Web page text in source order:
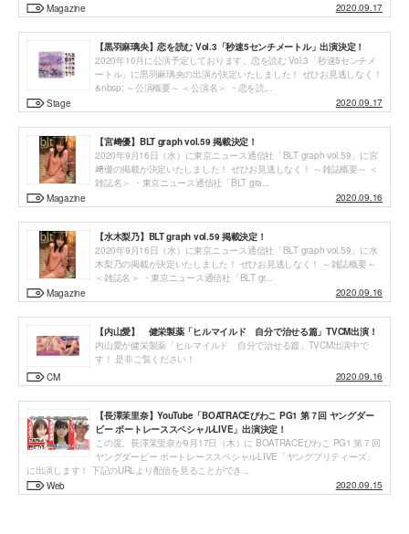
Magazine 2020.09.17
【黒羽麻璃央】恋を読む Vol.3「秒速5センチメートル」出演決定！
2020年10月に公演予定しております、恋を読む Vol.3「秒速5センチメ
ートル」に黒羽麻璃央の出演が決定いたしました！ ぜひお見逃しなく！
&nbsp; ～公演概要～ ＜公演名＞ ・恋を読...
Stage
2020.09.17
【宮﨑優】BLT graph vol.59 掲載決定！
2020年9月16日（水）に東京ニュース通信社「BLT graph vol.59」に宮
﨑優の掲載が決定いたしました！ ぜひお見逃しなく！ ～雑誌概要～ ＜
雑誌名＞ ・東京ニュース通信社「BLT gra...
Magazine
2020.09.16
【水木梨乃】BLT graph vol.59 掲載決定！
2020年9月16日（水）に東京ニュース通信社「BLT graph vol.59」に水
木梨乃の掲載が決定いたしました！ ぜひお見逃しなく！ ～雑誌概要～
＜雑誌名＞ ・東京ニュース通信社「BLT gr...
Magazine
2020.09.16
【内山愛】 健栄製薬「ヒルマイルド 自分で治せる篇」TVCM出演！
内山愛が健栄製薬「ヒルマイルド 自分で治せる篇」TVCM出演中で
す！ 是非ご覧ください！
CM
2020.09.16
【長澤茉里奈】YouTube「BOATRACEびわこ PG1 第７回 ヤングダー
ビー ボートレーススペシャルLIVE」出演決定！
この度、長澤茉里奈が9月17日（木）に BOATRACEびわこ PG1 第７回
ヤングダービー ボートレーススペシャルLIVE「ヤングプリティーズ」
に出演します！ 下記のURLより配信を見ることができ...
Web
2020.09.15
投
稿
ナ